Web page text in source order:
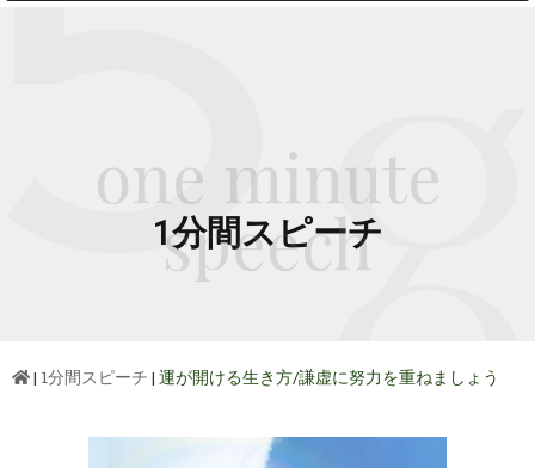
1分間スピーチ
one minute
speech
| 1分間スピーチ | 運が開ける生き方/謙虚に努力を重ねましょう